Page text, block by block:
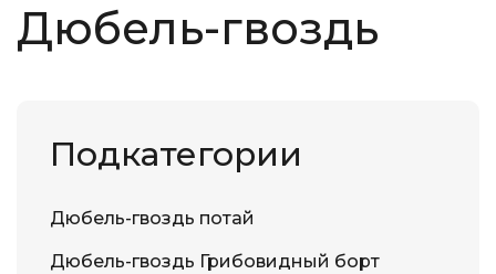
Дюбель-гвоздь
Подкатегории
Дюбель-гвоздь потай
Дюбель-гвоздь Грибовидный борт